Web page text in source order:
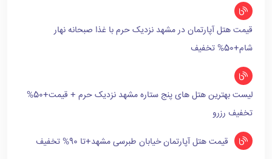
قیمت هتل آپارتمان در مشهد نزدیک حرم با غذا صبحانه نهار
شام+50% تخفیف
لیست بهترین هتل های پنج ستاره مشهد نزدیک حرم + قیمت+50%
تخفیف رزرو
قیمت هتل آپارتمان خیابان طبرسی مشهد+تا 90% تخفیف